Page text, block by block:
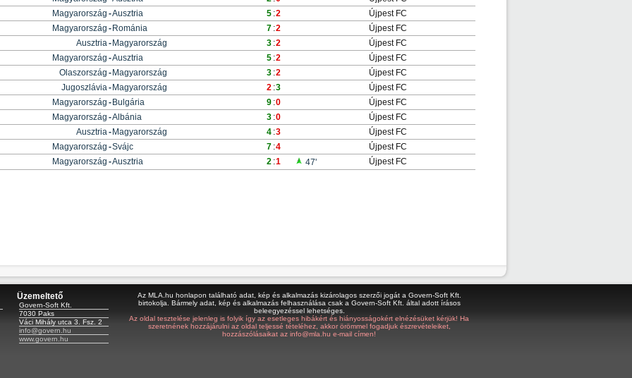
Magyarország -Ausztria 5 :2
Újpest FC
Magyarország -Románia 7 :2
Újpest FC
Ausztria -Magyarország 3 :2
Újpest FC
Magyarország -Ausztria 5 :2
Újpest FC
Olaszország -Magyarország 3 :2
Újpest FC
Jugoszlávia -Magyarország 2 :3
Újpest FC
Magyarország -Bulgária 9 :0
Újpest FC
Magyarország -Albánia 3 :0
Újpest FC
Ausztria -Magyarország 4 :3
Újpest FC
Magyarország -Svájc 7 :4
Újpest FC
Magyarország -Ausztria 2 :1 47' Újpest FC
Üzemeltető
Govern-Soft Kft.
7030 Paks
Váci Mihály utca 3. Fsz. 2
info@govern.hu
www.govern.hu
Az MLA.hu honlapon található adat, kép és alkalmazás kizárolagos szerzői jogát a Govern-Soft Kft.
birtokolja. Bármely adat, kép és alkalmazás felhasználása csak a Govern-Soft Kft. által adott írásos
beleegyezéssel lehetséges.
Az oldal tesztelése jelenleg is folyik így az esetleges hibákért és hiányosságokért elnézésüket kérjük! Ha
szeretnének hozzájárulni az oldal teljessé tételéhez, akkor örömmel fogadjuk észrevételeiket,
hozzászólásaikat az info@mla.hu e-mail címen!